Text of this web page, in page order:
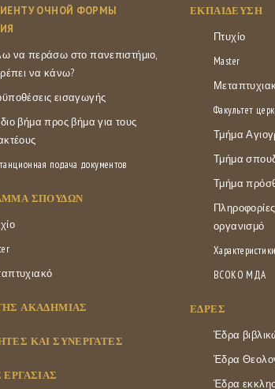
ОЧНОЙ ФОРМЫ
να περάσω στο πανεπιστήμιο,
να κάνω?
εισαγωγής
βήμα προς βήμα για τους
подача документов
ΣΠΟΥΔΏΝ
ΑΚΑΔΗΜΊΑΣ
ΚΑΙ ΣΥΝΕΡΓΆΤΕΣ
ΕΚΠΑΊΔΕΥΣΗ
Πτυχίο
Master
Факультет
Τμήμα
Τμήμα
Τμήμα
οργανισμό
ВСОКО МДА
ΕΔΡΕΣ
Έδρα
Έδρα
Έδρα